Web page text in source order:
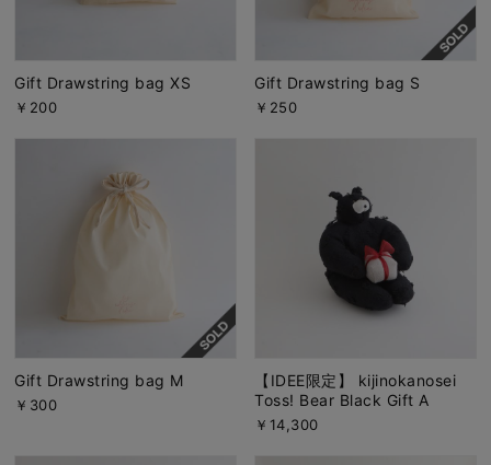
Gift Drawstring bag XS
￥200
Gift Drawstring bag S
￥250
Gift Drawstring bag M
￥300
【IDEE限定】 kijinokanosei
Toss! Bear Black Gift A
￥14,300